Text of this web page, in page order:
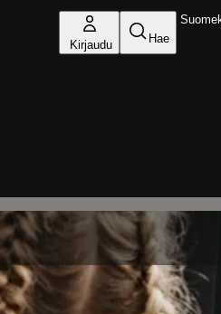
Kirjaudu Hae